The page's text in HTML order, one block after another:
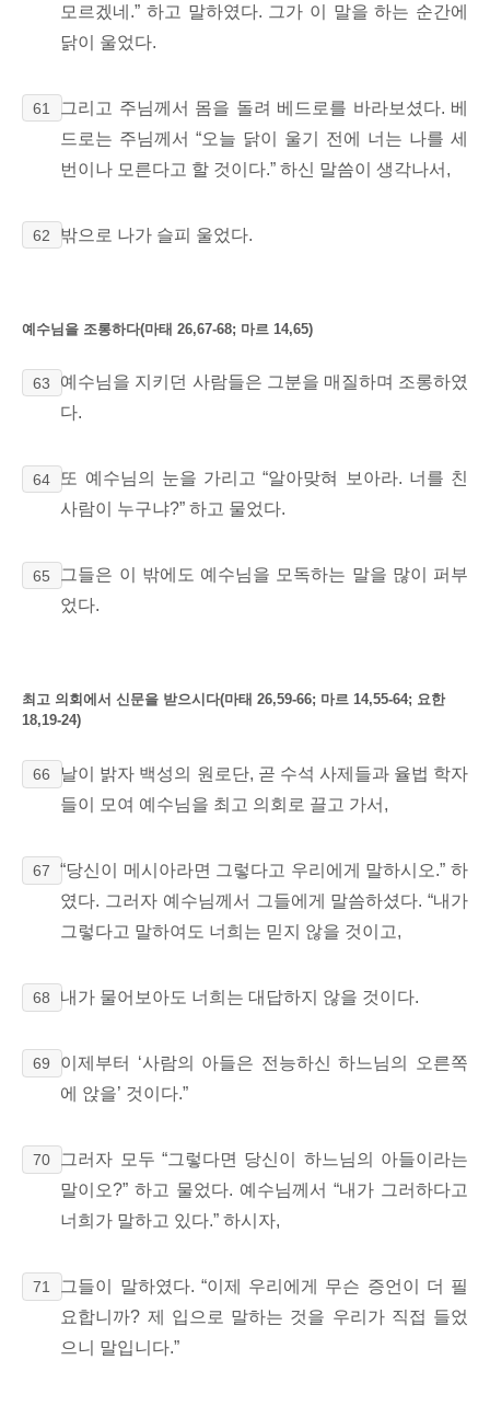
모르겠네.” 하고 말하였다. 그가 이 말을 하는 순간에
닭이 울었다.
61 그리고 주님께서 몸을 돌려 베드로를 바라보셨다. 베
드로는 주님께서 “오늘 닭이 울기 전에 너는 나를 세
번이나 모른다고 할 것이다.” 하신 말씀이 생각나서,
62 밖으로 나가 슬피 울었다.
예수님을 조롱하다(마태 26,67-68; 마르 14,65)
63
예수님을 지키던 사람들은 그분을 매질하며 조롱하였
다.
64
또 예수님의 눈을 가리고 “알아맞혀 보아라. 너를 친
사람이 누구냐?” 하고 물었다.
65 그들은 이 밖에도 예수님을 모독하는 말을 많이 퍼부
었다.
최고 의회에서 신문을 받으시다(마태 26,59-66; 마르 14,55-64; 요한
18,19-24)
66
날이 밝자 백성의 원로단, 곧 수석 사제들과 율법 학자
들이
모여 예수님을 최고 의회로 끌고 가서,
67 “당신이 메시아라면 그렇다고 우리에게 말하시오.” 하
였다. 그러자 예수님께서 그들에게 말씀하셨다. “내가
그렇다고 말하여도 너희는 믿지 않을 것이고,
68 내가 물어보아도 너희는 대답하지 않을 것이다.
69
이제부터 ‘사람의 아들은 전능하신 하느님의 오른쪽
에 앉을’ 것이다.”
70
그러자 모두 “그렇다면 당신이 하느님의 아들이라는
말이오?” 하고 물었다. 예수님께서 “내가 그러하다고
너희가 말하고 있다.” 하시자,
71
그들이 말하였다. “이제 우리에게 무슨 증언이 더 필
요합니까? 제 입으로 말하는 것을 우리가 직접 들었
으니 말입니다.”